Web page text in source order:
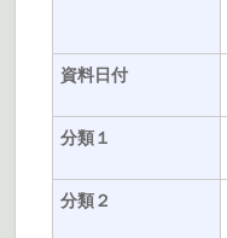
資料日付
分類１
分類２